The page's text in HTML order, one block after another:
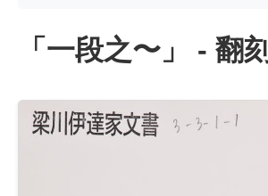
「一段之〜」 - 翻刻